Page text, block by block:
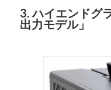
3. ハイエンドグ
出力モデル」